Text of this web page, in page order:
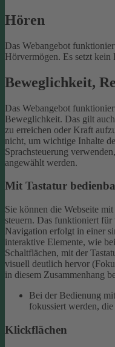
Hören
Das Webangebot
Hörvermögen. Es setzt kein
Beweglichkeit,
Das Webangebot
Beweglichkeit. Das gilt
zu erreichen oder Kraft
nicht, um wichtige Inhalte
Sprachsteuerung
angewählt werden.
Mit Tastatur
Sie können die Webseite
steuern. Das funktioniert
Navigation erfolgt in einer
interaktive Elemente, wie
Schaltflächen, mit der
visuell deutlich hervor
in diesem Zusammenhang
Bei der Bedienung
fokussiert werden,
Klickflächen